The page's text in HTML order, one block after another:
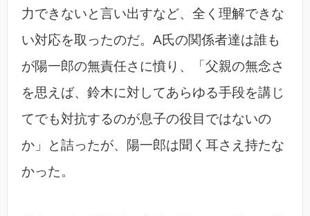
力できないと言い出すなど、全く理解できな
い対応を取ったのだ。A氏の関係者達は誰も
が陽一郎の無責任さに憤り、「父親の無念さ
を思えば、鈴木に対してあらゆる手段を講じ
てでも対抗するのが息子の役目ではないの
か」と詰ったが、陽一郎は聞く耳さえ持たな
かった。